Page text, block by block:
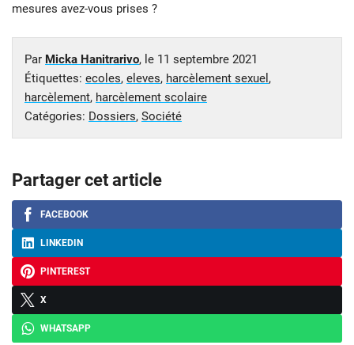
mesures avez-vous prises ?
Par Micka Hanitrarivo, le 11 septembre 2021
Étiquettes: ecoles, eleves, harcèlement sexuel ,
harcèlement, harcèlement scolaire
Catégories: Dossiers, Société
Partager cet article
FACEBOOK
LINKEDIN
PINTEREST
X
WHATSAPP